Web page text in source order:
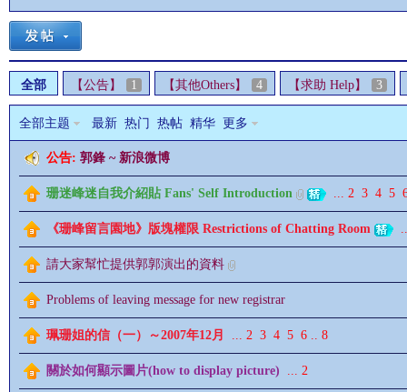
全部 【公告】 1 【其他Others】 4 【求助 Help】 3
全部主题 最新 热门 热帖 精华 更多
公告: 郭鋒 ~ 新浪微博
珊迷峰迷自我介紹貼 Fans' Self Introduction ... 2 3 4 5
《珊峰留言園地》版塊權限 Restrictions of Chatting Room
請大家幫忙提供郭郭演出的資料
Problems of leaving message for new registrar
珮珊姐的信（一）～2007年12月 ... 2 3 4 5 6 .. 8
關於如何顯示圖片(how to display picture) ... 2